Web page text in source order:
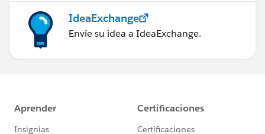
IdeaExchange
Envíe su idea a IdeaExchange.